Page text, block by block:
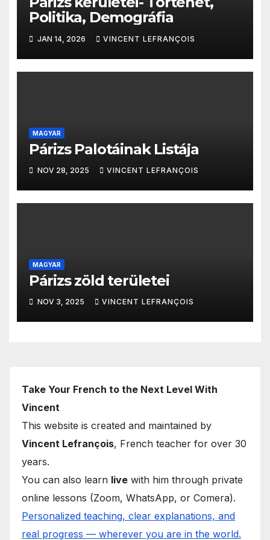
Politika, Demográfia
JAN 14, 2026 VINCENT LEFRANÇOIS
MAGYAR
Párizs Palotáinak Listája
NOV 28, 2025 VINCENT LEFRANÇOIS
MAGYAR
Párizs zöld területei
NOV 3, 2025 VINCENT LEFRANÇOIS
Take Your French to the Next Level With
Vincent
This website is created and maintained by
Vincent Lefrançois, French teacher for over 30
years.
You can also learn live with him through private
online lessons (Zoom, WhatsApp, or Comera).
Personalized teaching, clear explanations, and
real progress — wherever you are in the world.